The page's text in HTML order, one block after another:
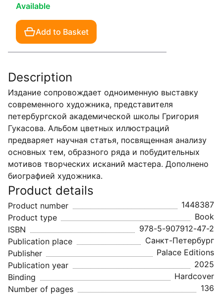
Available
Add to Basket
Description
Издание сопровождает одноименную выставку
современного художника, представителя
петербургской академической школы Григория
Гукасова. Альбом цветных иллюстраций
предваряет научная статья, посвященная анализу
основных тем, образного ряда и побудительных
мотивов творческих исканий мастера. Дополнено
биографией художника.
Product details
Product number
1448387
Product type
Book
ISBN
978-5-907912-47-2
Publication place
Санкт-Петербург
Publisher
Palace Editions
Publication year
2025
Binding
Hardcover
Number of pages
136